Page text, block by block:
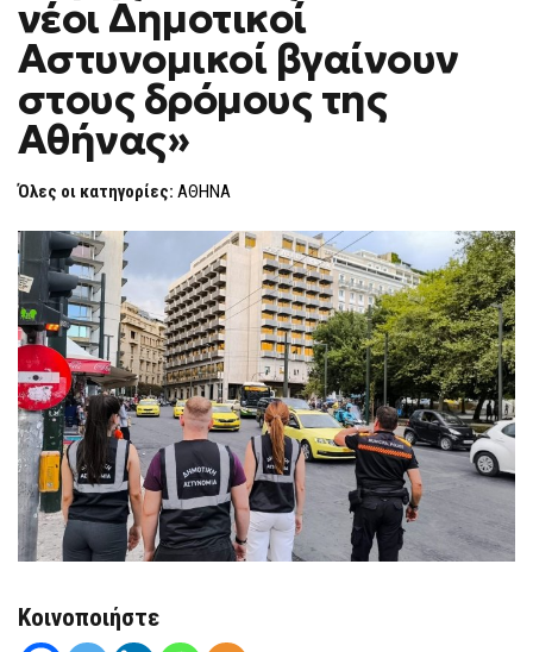
94
ΝΈΟΙ
ΔΗΜΟΤΙΚΟΊ
ΑΣΤΥΝΟΜΙΚΟΊ
ΒΓΑΊΝΟΥΝ
ΣΤΟΥΣ
νέοι Δημοτικοί
Αστυνομικοί βγαίνουν
στους δρόμους της
Αθήνας»
Όλες οι κατηγορίες: ΑΘΗΝΑ
Κοινοποιήστε